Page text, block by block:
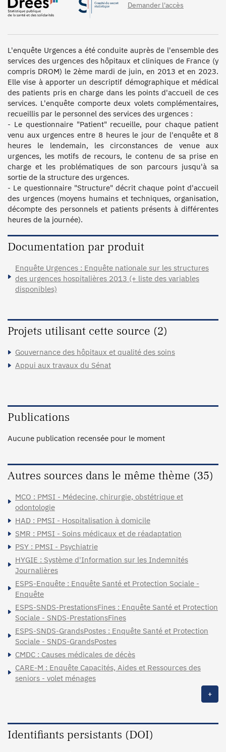
Demander l'accès
L'enquête Urgences a été conduite auprès de l'ensemble des
services des urgences des hôpitaux et cliniques de France (y
compris DROM) le 2ème mardi de juin, en 2013 et en 2023.
Elle vise à apporter un descriptif démographique et médical
des patients pris en charge dans les points d'accueil de ces
services. L'enquête comporte deux volets complémentaires,
recueillis par le personnel des services des urgences :
- Le questionnaire "Patient" recueille, pour chaque patient
venu aux urgences entre 8 heures le jour de l'enquête et 8
heures le lendemain, les circonstances de venue aux
urgences, les motifs de recours, le contenu de sa prise en
charge et les problématiques de son parcours jusqu'à sa
sortie de la structure des urgences.
- Le questionnaire "Structure" décrit chaque point d'accueil
des urgences (moyens humains et techniques, organisation,
décompte des personnels et patients présents à différentes
heures de la journée).
Documentation par produit
Enquête Urgences : Enquête nationale sur les structures
des urgences hospitalières 2013 (+ liste des variables
disponibles)
Projets utilisant cette source (2)
Gouvernance des hôpitaux et qualité des soins
Appui aux travaux du Sénat
Publications
Aucune publication recensée pour le moment
Autres sources dans le même thème (35)
MCO : PMSI - Médecine, chirurgie, obstétrique et
odontologie
HAD : PMSI - Hospitalisation à domicile
SMR : PMSI - Soins médicaux et de réadaptation
PSY : PMSI - Psychiatrie
HYGIE : Système d'Information sur les Indemnités
Journalières
ESPS-Enquête : Enquête Santé et Protection Sociale -
Enquête
ESPS-SNDS-PrestationsFines : Enquête Santé et Protection
Sociale - SNDS-PrestationsFines
ESPS-SNDS-GrandsPostes : Enquête Santé et Protection
Sociale - SNDS-GrandsPostes
CMDC : Causes médicales de décès
CARE-M : Enquête Capacités, Aides et Ressources des
seniors - volet ménages
+
Identifiants persistants (DOI)